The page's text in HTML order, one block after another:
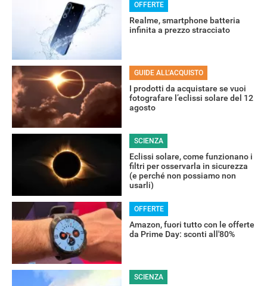
RECENSIONI
OFFERTE
Realme, smartphone batteria
infinita a prezzo stracciato
GUIDE ALL’ACQUISTO
I prodotti da acquistare se vuoi
fotografare l’eclissi solare del 12
agosto
SCIENZA
Eclissi solare, come funzionano i
filtri per osservarla in sicurezza
(e perché non possiamo non
usarli)
OFFERTE
Amazon, fuori tutto con le offerte
da Prime Day: sconti all'80%
SCIENZA